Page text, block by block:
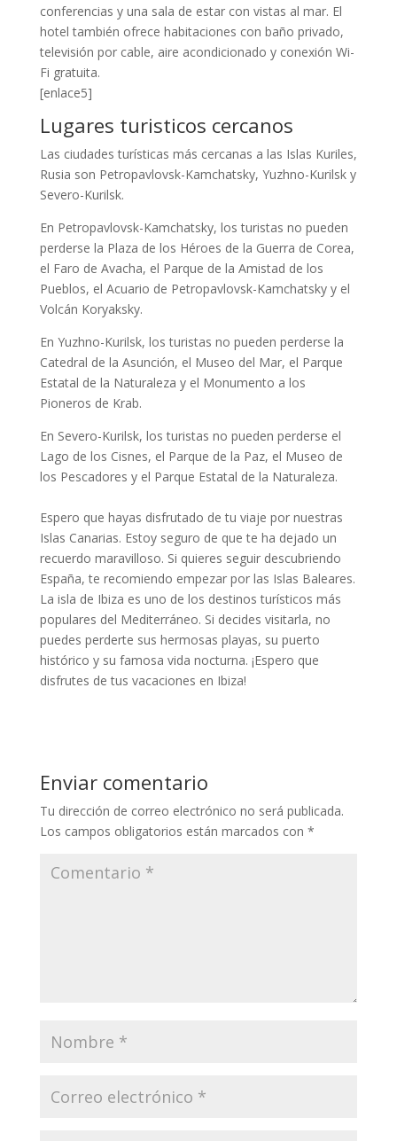
conferencias y una sala de estar con vistas al mar. El
hotel también ofrece habitaciones con baño privado,
televisión por cable, aire acondicionado y conexión Wi-
Fi gratuita.
[enlace5]
Lugares turisticos cercanos
Las ciudades turísticas más cercanas a las Islas Kuriles,
Rusia son Petropavlovsk-Kamchatsky, Yuzhno-Kurilsk y
Severo-Kurilsk.
En Petropavlovsk-Kamchatsky, los turistas no pueden
perderse la Plaza de los Héroes de la Guerra de Corea,
el Faro de Avacha, el Parque de la Amistad de los
Pueblos, el Acuario de Petropavlovsk-Kamchatsky y el
Volcán Koryaksky.
En Yuzhno-Kurilsk, los turistas no pueden perderse la
Catedral de la Asunción, el Museo del Mar, el Parque
Estatal de la Naturaleza y el Monumento a los
Pioneros de Krab.
En Severo-Kurilsk, los turistas no pueden perderse el
Lago de los Cisnes, el Parque de la Paz, el Museo de
los Pescadores y el Parque Estatal de la Naturaleza.
Espero que hayas disfrutado de tu viaje por nuestras
Islas Canarias. Estoy seguro de que te ha dejado un
recuerdo maravilloso. Si quieres seguir descubriendo
España, te recomiendo empezar por las Islas Baleares.
La isla de Ibiza es uno de los destinos turísticos más
populares del Mediterráneo. Si decides visitarla, no
puedes perderte sus hermosas playas, su puerto
histórico y su famosa vida nocturna. ¡Espero que
disfrutes de tus vacaciones en Ibiza!
Enviar comentario
Tu dirección de correo electrónico no será publicada.
Los campos obligatorios están marcados con *